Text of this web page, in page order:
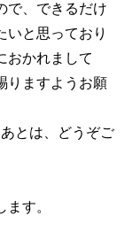
で、できるだけ
いと思っており
おかれまして
りますようお願
とは、どうぞご
す。